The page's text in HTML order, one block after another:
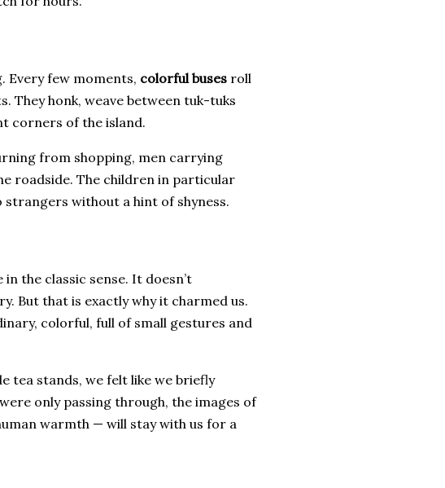
Every few moments, colorful buses roll
honk, weave between tuk-tuks
corners of the island.
from shopping, men carrying
roadside. The children in particular
without a hint of shyness.
the classic sense. It doesn’t
But that is exactly why it charmed us.
colorful, full of small gestures and
tea stands, we felt like we briefly
only passing through, the images of
warmth — will stay with us for a